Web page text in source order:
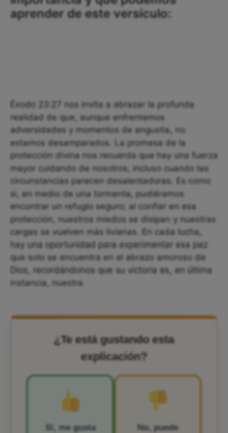
aprender de este versículo:
Éxodo 23:27 nos invita a abrazar la profunda
realidad de que, aunque enfrentemos
adversidades y momentos de angustia, no
estamos desamparados. La promesa de la
protección divina nos recuerda que hay una fuerza
mayor cuidando de nosotros, incluso cuando las
circunstancias parecen desalentadoras. Es como
si, en medio de una tormenta, pudiéramos
encontrar un refugio seguro; al confiar en esa
protección, nuestros miedos se disipan y nuestras
cargas se vuelven más livianas. En cada lucha,
hay una oportunidad para experimentar esa paz
que solo se encuentra en el abrazo amoroso de
Dios, recordándonos que su victoria es, en última
instancia, nuestra.
¿Te está gustando esta
explicación?
Sí, me gusta
No, puede